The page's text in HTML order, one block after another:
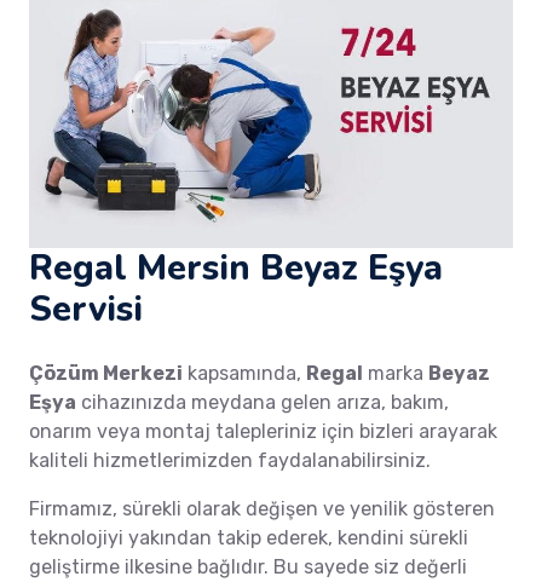
Regal Mersin Beyaz Eşya
Servisi
Çözüm Merkezi kapsamında, Regal marka Beyaz
Eşya cihazınızda meydana gelen arıza, bakım,
onarım veya montaj talepleriniz için bizleri arayarak
kaliteli hizmetlerimizden faydalanabilirsiniz.
Firmamız, sürekli olarak değişen ve yenilik gösteren
teknolojiyi yakından takip ederek, kendini sürekli
geliştirme ilkesine bağlıdır. Bu sayede siz değerli